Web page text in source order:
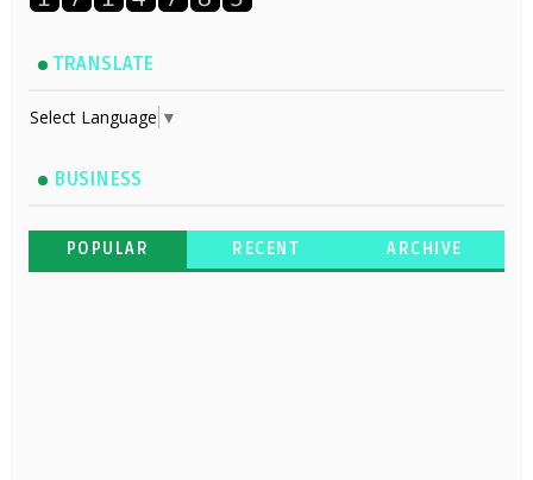
TRANSLATE
Select Language ▼
BUSINESS
POPULAR RECENT ARCHIVE